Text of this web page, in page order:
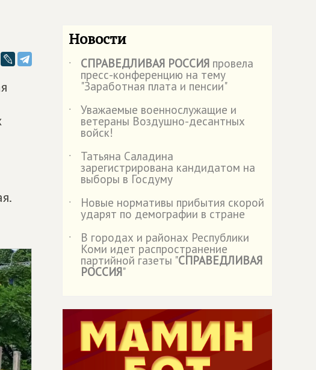
Новости
˙ СПРАВЕДЛИВАЯ РОССИЯ провела
пресс-конференцию на тему
"Заработная плата и пенсии"
˙
Уважаемые военнослужащие и
ветераны Воздушно-десантных
войск!
˙
Татьяна Саладина
зарегистрирована кандидатом на
выборы в Госдуму
˙
Новые нормативы прибытия скорой
ударят по демографии в стране
˙
В городах и районах Республики
Коми идет распространение
партийной газеты "СПРАВЕДЛИВАЯ
РОССИЯ"